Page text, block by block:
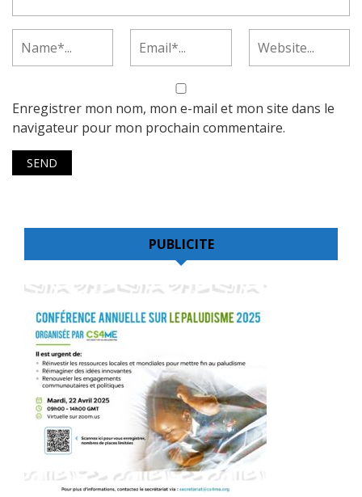
Enregistrer mon nom, mon e-mail et mon site dans le
navigateur pour mon prochain commentaire.
PUBLICITE